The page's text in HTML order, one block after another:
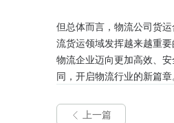
但总体而言，物流公司货
流货运领域发挥越来越重
物流企业迈向更加高效、
同，开启物流行业的新篇章
上一篇